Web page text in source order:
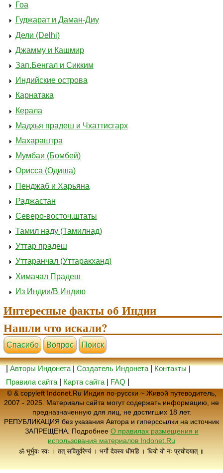
Гоа
Гуджарат и Даман-Диу
Дели (Delhi)
Джамму и Кашмир
Зап.Бенгал и Сикким
Индийские острова
Карнатака
Керала
Мадхья прадеш и Чхаттисгарх
Махараштра
Мумбаи (Бомбей)
Орисса (Одиша)
Пенджаб и Харьяна
Раджастан
Северо-восточ.штаты
Тамил наду (Тамилнад)
Уттар прадеш
Уттаранчал (Уттаракханд)
Химачал Прадеш
Из Индии/В Индию
Интересные факты об Индии
Нашли что искали?
Cпасибо Вопрос Поиск
|Авторы Индонета|Создатель Индонета|Контакты|
Правила сайта
Карта сайта | FAQ
© & copyleft Indonet.Ru Индия по-русски ~ Живой путеводитель,
2007 - 2025. Материалы сайта могут содержать информацию, не
предназначенную для лиц, не достигших 18 лет.
РЕПУБЛИКАЦИЯ без указания Автора и гиперссылки на источник
ЗАПРЕЩЕНА. Подробнее О правилах размещения и
использования материалов Indonet.Ru
ॐ भूर्भुवः स्वः । तत् सवितुर्वरेण्यं । भर्गो देवस्य धीमहि । धियो यो नः प्रचोदयात् ॥